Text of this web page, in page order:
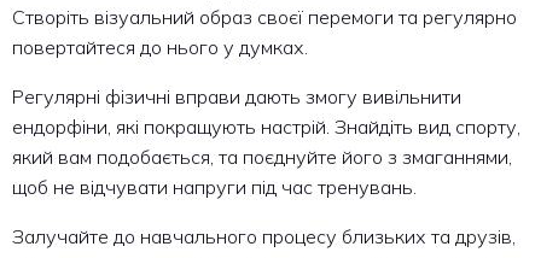
Створіть візуальний образ своєї перемоги та регулярно
повертайтеся до нього у думках.
Регулярні фізичні вправи дають змогу вивільнити
ендорфіни, які покращують настрій. Знайдіть вид спорту,
який вам подобається, та поєднуйте його з змаганнями,
щоб не відчувати напруги під час тренувань.
Залучайте до навчального процесу близьких та друзів,